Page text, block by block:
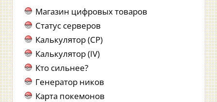
Магазин цифровых товаров
Статус серверов
Калькулятор (CP)
Калькулятор (IV)
Кто сильнее?
Генератор ников
Карта покемонов